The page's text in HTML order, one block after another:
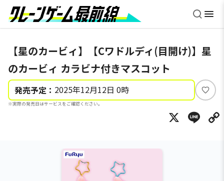
【星のカービィ】【Cワドルディ(目開け)】星
のカービィ カラビナ付きマスコット
発売予定： 2025年12月12日 0時
※実際の発売日はサービスをご確認ください。
い
ね
X